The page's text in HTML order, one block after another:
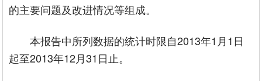
的主要问题及改进情况等组成。
本报告中所列数据的统计时限自2013年1月1日
起至2013年12月31日止。